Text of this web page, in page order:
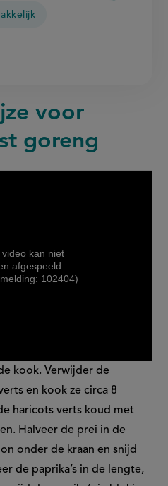
voor
goreng
video kan niet
afgespeeld.
102404)
kook. Verwijder de
en kook ze circa 8
haricots verts koud met
Halveer de prei in de
onder de kraan en snijd
de paprika’s in de lengte,